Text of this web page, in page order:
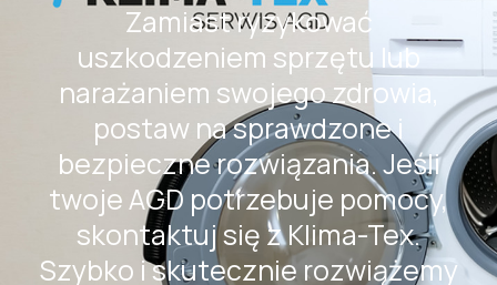
Zamiast ryzykować
uszkodzeniem sprzętu lub
narażaniem swojego zdrowia,
postaw na sprawdzone i
bezpieczne rozwiązania. Jeśli
twoje AGD potrzebuje pomocy,
skontaktuj się z Klima-Tex.
Szybko i skutecznie rozwiążemy